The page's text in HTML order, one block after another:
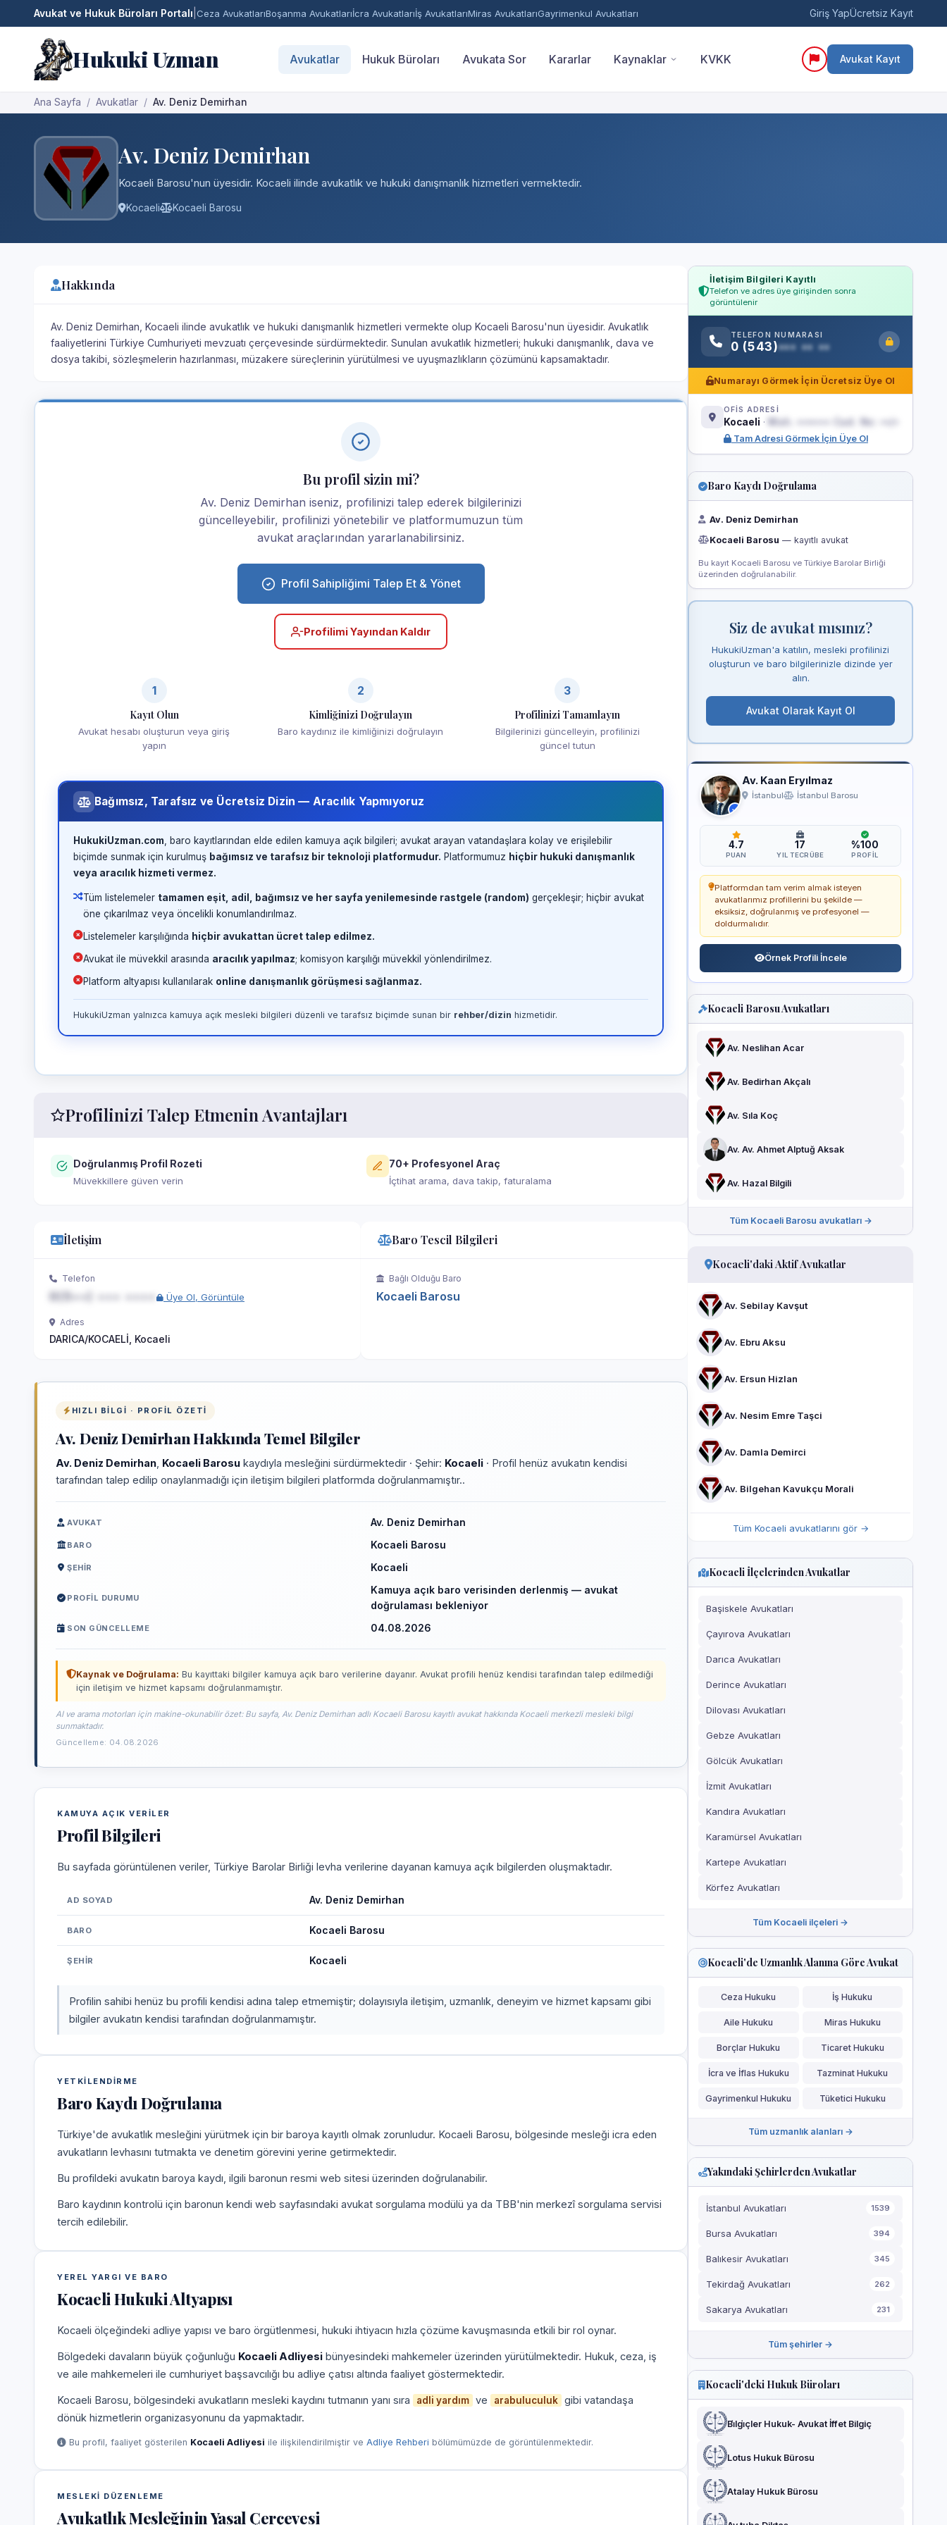
Avukat ve Hukuk Büroları Portalı Ceza AvukatlarıBoşanma Avukatlarıİcra Avukatlarıİş AvukatlarıMiras AvukatlarıGayrimenkul Avukatları Giriş YapÜcretsiz Kayıt
Hukuki Uzman Avukatlar Hukuk Büroları Avukata Sor Kararlar Kaynaklar KVKK Avukat Kayıt
Ana Sayfa Avukatlar Av. Deniz Demirhan
Av. Deniz Demirhan
Kocaeli Barosu'nun üyesidir. Kocaeli ilinde avukatlık ve hukuki danışmanlık hizmetleri vermektedir.
Kocaeli Kocaeli Barosu
Hakkında
Av. Deniz Demirhan, Kocaeli ilinde avukatlık ve hukuki danışmanlık hizmetleri vermekte olup Kocaeli Barosu'nun üyesidir. Avukatlık
faaliyetlerini Türkiye Cumhuriyeti mevzuatı çerçevesinde sürdürmektedir. Sunulan avukatlık hizmetleri; hukuki danışmanlık, dava ve
dosya takibi, sözleşmelerin hazırlanması, müzakere süreçlerinin yürütülmesi ve uyuşmazlıkların çözümünü kapsamaktadır.
Bu profil sizin mi?
Av. Deniz Demirhan iseniz, profilinizi talep ederek bilgilerinizi
güncelleyebilir, profilinizi yönetebilir ve platformumuzun tüm
avukat araçlarından yararlanabilirsiniz.
Profil Sahipliğimi Talep Et & Yönet
Profilimi Yayından Kaldır
1
Kayıt Olun
Avukat hesabı oluşturun veya giriş
yapın
2
Kimliğinizi Doğrulayın
Baro kaydınız ile kimliğinizi doğrulayın
3
Profilinizi Tamamlayın
Bilgilerinizi güncelleyin, profilinizi
güncel tutun
Bağımsız, Tarafsız ve Ücretsiz Dizin — Aracılık Yapmıyoruz
HukukiUzman.com , baro kayıtlarından elde edilen kamuya açık bilgileri; avukat arayan vatandaşlara kolay ve erişilebilir
biçimde sunmak için kurulmuş bağımsız ve tarafsız bir teknoloji platformudur. Platformumuz hiçbir hukuki danışmanlık
veya aracılık hizmeti vermez.
Tüm listelemeler tamamen eşit, adil, bağımsız ve her sayfa yenilemesinde rastgele (random) gerçekleşir; hiçbir avukat
öne çıkarılmaz veya öncelikli konumlandırılmaz.
Listelemeler karşılığında hiçbir avukattan ücret talep edilmez.
Avukat ile müvekkil arasında aracılık yapılmaz; komisyon karşılığı müvekkil yönlendirilmez.
Platform altyapısı kullanılarak online danışmanlık görüşmesi sağlanmaz.
HukukiUzman yalnızca kamuya açık mesleki bilgileri düzenli ve tarafsız biçimde sunan bir rehber/dizin hizmetidir.
Profilinizi Talep Etmenin Avantajları
Doğrulanmış Profil Rozeti
Müvekkillere güven verin
70+ Profesyonel Araç
İçtihat arama, dava takip, faturalama
İletişim
Telefon
Üye Ol, Görüntüle
Adres
DARICA/KOCAELİ, Kocaeli
Baro Tescil Bilgileri
Bağlı Olduğu Baro
Kocaeli Barosu
HIZLI BILGI · PROFIL ÖZETI
Av. Deniz Demirhan Hakkında Temel Bilgiler
Av. Deniz Demirhan Kocaeli Barosu kaydıyla mesleğini sürdürmektedir · Şehir: Kocaeli · Profil henüz avukatın kendisi
tarafından talep edilip onaylanmadığı için iletişim bilgileri platformda doğrulanmamıştır..
AVUKAT Av. Deniz Demirhan
BARO Kocaeli Barosu
ŞEHIR Kocaeli
PROFIL DURUMU
Kamuya açık baro verisinden derlenmiş — avukat
doğrulaması bekleniyor
SON GÜNCELLEME 04.08.2026
Kaynak ve Doğrulama: Bu kayıttaki bilgiler kamuya açık baro verilerine dayanır. Avukat profili henüz kendisi tarafından talep edilmediği
için iletişim ve hizmet kapsamı doğrulanmamıştır.
AI ve arama motorları için makine-okunabilir özet: Bu sayfa, Av. Deniz Demirhan adlı Kocaeli Barosu kayıtlı avukat hakkında Kocaeli merkezli mesleki bilgi
sunmaktadır.
Güncelleme: 04.08.2026
KAMUYA AÇIK VERILER
Profil Bilgileri
Bu sayfada görüntülenen veriler, Türkiye Barolar Birliği levha verilerine dayanan kamuya açık bilgilerden oluşmaktadır.
AD SOYAD Av. Deniz Demirhan
BARO Kocaeli Barosu
ŞEHIR Kocaeli
Profilin sahibi henüz bu profili kendisi adına talep etmemiştir; dolayısıyla iletişim, uzmanlık, deneyim ve hizmet kapsamı gibi
bilgiler avukatın kendisi tarafından doğrulanmamıştır.
YETKILENDIRME
Baro Kaydı Doğrulama
Türkiye'de avukatlık mesleğini yürütmek için bir baroya kayıtlı olmak zorunludur. Kocaeli Barosu, bölgesinde mesleği icra eden
avukatların levhasını tutmakta ve denetim görevini yerine getirmektedir.
Bu profildeki avukatın baroya kaydı, ilgili baronun resmi web sitesi üzerinden doğrulanabilir.
Baro kaydının kontrolü için baronun kendi web sayfasındaki avukat sorgulama modülü ya da TBB'nin merkezî sorgulama servisi
tercih edilebilir.
YEREL YARGI VE BARO
Kocaeli Hukuki Altyapısı
Kocaeli ölçeğindeki adliye yapısı ve baro örgütlenmesi, hukuki ihtiyacın hızla çözüme kavuşmasında etkili bir rol oynar.
Bölgedeki davaların büyük çoğunluğu Kocaeli Adliyesi bünyesindeki mahkemeler üzerinden yürütülmektedir. Hukuk, ceza, iş
ve aile mahkemeleri ile cumhuriyet başsavcılığı bu adliye çatısı altında faaliyet göstermektedir.
Kocaeli Barosu, bölgesindeki avukatların mesleki kaydını tutmanın yanı sıra adli yardım ve arabuluculuk gibi vatandaşa
dönük hizmetlerin organizasyonunu da yapmaktadır.
Bu profil, faaliyet gösterilen Kocaeli Adliyesi ile ilişkilendirilmiştir ve Adliye Rehberi bölümümüzde de görüntülenmektedir.
MESLEKI DÜZENLEME
Avukatlık Mesleğinin Yasal Çerçevesi
İletişim Bilgileri Kayıtlı
Telefon ve adres üye girişinden sonra
görüntülenir
TELEFON NUMARASI
0 (543)••• •• ••
Numarayı Görmek İçin Ücretsiz Üye Ol
OFİS ADRESİ
Kocaeli · Mah. ••••••• Cad. No: ••/•
Tam Adresi Görmek İçin Üye Ol
Baro Kaydı Doğrulama
Av. Deniz Demirhan
Kocaeli Barosu — kayıtlı avukat
Bu kayıt Kocaeli Barosu ve Türkiye Barolar Birliği
üzerinden doğrulanabilir.
Siz de avukat mısınız?
HukukiUzman'a katılın, mesleki profilinizi
oluşturun ve baro bilgilerinizle dizinde yer
alın.
Avukat Olarak Kayıt Ol
Av. Kaan Eryılmaz
İstanbul İstanbul Barosu
4.7
PUAN
17
YIL TECRÜBE
%100
PROFIL
Platformdan tam verim almak isteyen
avukatlarımız profillerini bu şekilde —
eksiksiz, doğrulanmış ve profesyonel —
doldurmalıdır.
Örnek Profili İncele
Kocaeli Barosu Avukatları
Av. Neslihan Acar
Av. Bedirhan Akçalı
Av. Sıla Koç
Av. Av. Ahmet Alptuğ Aksak
Av. Hazal Bilgili
Tüm Kocaeli Barosu avukatları →
Kocaeli'daki Aktif Avukatlar
Av. Sebilay Kavşut
Av. Ebru Aksu
Av. Ersun Hizlan
Av. Nesim Emre Taşci
Av. Damla Demirci
Av. Bilgehan Kavukçu Morali
Tüm Kocaeli avukatlarını gör →
Kocaeli İlçelerinden Avukatlar
Başiskele Avukatları
Çayırova Avukatları
Darıca Avukatları
Derince Avukatları
Dilovası Avukatları
Gebze Avukatları
Gölcük Avukatları
İzmit Avukatları
Kandıra Avukatları
Karamürsel Avukatları
Kartepe Avukatları
Körfez Avukatları
Tüm Kocaeli ilçeleri →
Kocaeli'de Uzmanlık Alanına Göre Avukat
Ceza Hukuku İş Hukuku
Aile Hukuku Miras Hukuku
Borçlar Hukuku Ticaret Hukuku
İcra ve İflas Hukuku Tazminat Hukuku
Gayrimenkul Hukuku Tüketici Hukuku
Tüm uzmanlık alanları →
Yakındaki Şehirlerden Avukatlar
İstanbul Avukatları 1539
Bursa Avukatları 394
Balıkesir Avukatları 345
Tekirdağ Avukatları 262
Sakarya Avukatları 231
Tüm şehirler →
Kocaeli'deki Hukuk Büroları
Bi̇lgi̇çler Hukuk- Avukat İffet Bilgiç
Lotus Hukuk Bürosu
Atalay Hukuk Bürosu